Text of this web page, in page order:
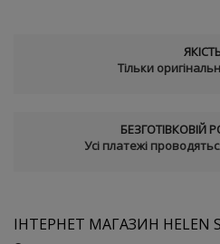
Тільки
БЕЗГОТІВКОВІЙ
Усі платежі
ІНТЕРНЕТ МАГАЗИН HELEN